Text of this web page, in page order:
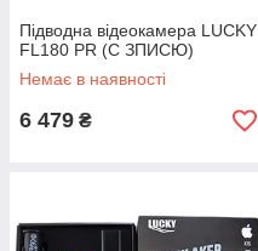
Підводна відеокамера LUCKY
FL180 PR (C ЗПИСЮ)
Немає в наявності
6 479 ₴